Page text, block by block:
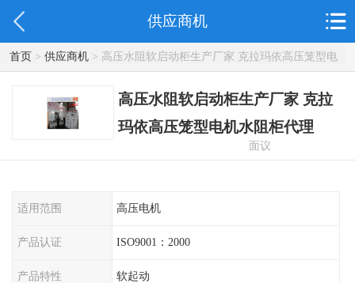
供应商机
首页> 供应商机> 高压水阻软启动柜生产厂家 克拉玛依高压笼型电
机水阻柜代理
高压水阻软启动柜生产厂家 克拉
玛依高压笼型电机水阻柜代理
面议
适用范围 高压电机
产品认证 ISO9001：2000
产品特性 软起动